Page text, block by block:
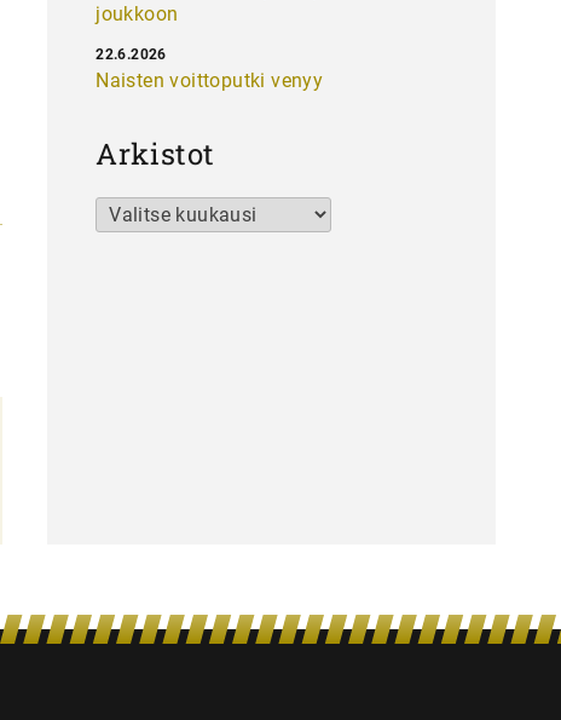
joukkoon
Naisten voittoputki venyy
22.6.2026
Arkistot
Arkistot